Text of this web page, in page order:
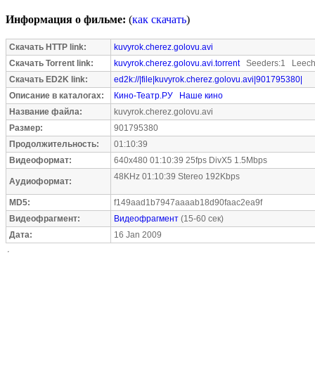
Информация о фильме: (как скачать)
Скачать HTTP link:
kuvyrok.cherez.golovu.avi
Скачать Torrent link:
kuvyrok.cherez.golovu.avi.torrentSeeders:1
Скачать ED2K link:
ed2k://|file|kuvyrok.cherez.golovu.avi|901795380|
Описание в каталогах:
Кино-Театр.РУ
Наше кино
Название файла:
kuvyrok.cherez.golovu.avi
Размер:
901795380
Продолжительность:
01:10:39
Видеоформат:
640x480 01:10:39 25fps DivX5 1.5Mbps
Аудиоформат: 48KHz 01:10:39 Stereo 192Kbps
MD5:
f149aad1b7947aaaab18d90faac2ea9f
Видеофрагмент:
Видеофрагмент (15-60 сек)
Дата:
16 Jan 2009